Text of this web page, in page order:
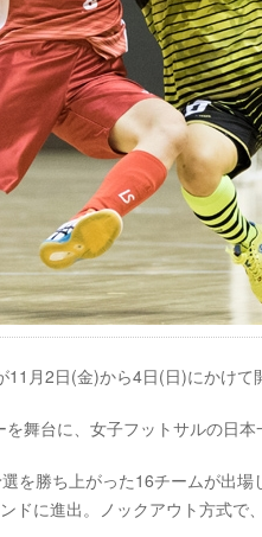
月2日(金)から4日(日)にかけて
舞台に、女子フットサルの日本
を勝ち上がった16チームが出
に進出。ノックアウト方式で